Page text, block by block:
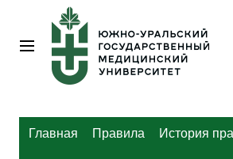
содержанию
Главное меню
Главная Правила История